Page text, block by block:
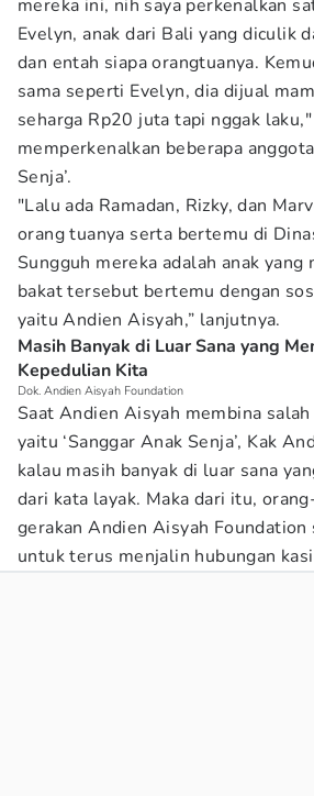
mereka ini, nih saya perkenalkan
Evelyn, anak dari Bali yang diculik
dan entah siapa orangtuanya.
sama seperti Evelyn, dia dijual
seharga Rp20 juta tapi nggak
memperkenalkan beberapa
Senja’.
"Lalu ada Ramadan, Rizky, dan
orang tuanya serta bertemu di
Sungguh mereka adalah anak
bakat tersebut bertemu dengan
yaitu Andien Aisyah,” lanjutnya.
Masih Banyak di Luar Sana yang
Kepedulian Kita
Dok. Andien Aisyah Foundation
Saat Andien Aisyah membina
yaitu ‘Sanggar Anak Senja’, Kak
kalau masih banyak di luar sana
dari kata layak. Maka dari itu,
gerakan Andien Aisyah
untuk terus menjalin hubungan